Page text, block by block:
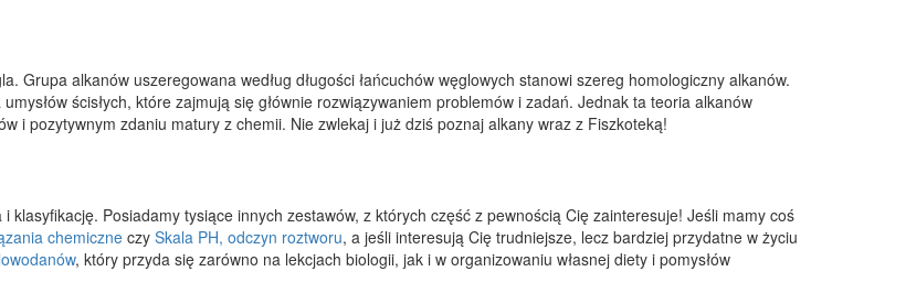
Grupa alkanów uszeregowana według długości łańcuchów węglowych stanowi szereg homologiczny alkanów.
ścisłych, które zajmują się głównie rozwiązywaniem problemów i zadań. Jednak ta teoria alkanów
i pozytywnym zdaniu matury z chemii. Nie zwlekaj i już dziś poznaj alkany wraz z Fiszkoteką!
Posiadamy tysiące innych zestawów, z których część z pewnością Cię zainteresuje! Jeśli mamy coś
chemiczne czy Skala PH, odczyn roztworu, a jeśli interesują Cię trudniejsze, lecz bardziej przydatne w życiu
, który przyda się zarówno na lekcjach biologii, jak i w organizowaniu własnej diety i pomysłów